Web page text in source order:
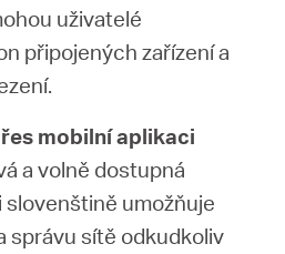
uživatelé
připojených zařízení a
mobilní aplikaci
a volně dostupná
umožňuje
správu sítě odkudkoliv